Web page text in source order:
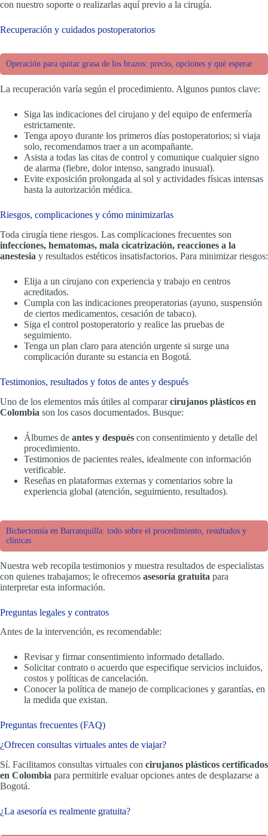
con nuestro soporte o realizarlas aquí previo a la cirugía.
Recuperación y cuidados postoperatorios
Operación para quitar grasa de los brazos: precio, opciones y qué esperar
La recuperación varía según el procedimiento. Algunos puntos clave:
Siga las indicaciones del cirujano y del equipo de enfermería
estrictamente.
Tenga apoyo durante los primeros días postoperatorios; si viaja
solo, recomendamos traer a un acompañante.
Asista a todas las citas de control y comunique cualquier signo
de alarma (fiebre, dolor intenso, sangrado inusual).
Evite exposición prolongada al sol y actividades físicas intensas
hasta la autorización médica.
Riesgos, complicaciones y cómo minimizarlas
Toda cirugía tiene riesgos. Las complicaciones frecuentes son
infecciones, hematomas, mala cicatrización, reacciones a la
anestesia y resultados estéticos insatisfactorios. Para minimizar riesgos:
Elija a un cirujano con experiencia y trabajo en centros
acreditados.
Cumpla con las indicaciones preoperatorias (ayuno, suspensión
de ciertos medicamentos, cesación de tabaco).
Siga el control postoperatorio y realice las pruebas de
seguimiento.
Tenga un plan claro para atención urgente si surge una
complicación durante su estancia en Bogotá.
Testimonios, resultados y fotos de antes y después
Uno de los elementos más útiles al compararcirujanos plásticos en
Colombia son los casos documentados. Busque:
Álbumes de antes y después con consentimiento y detalle del
procedimiento.
Testimonios de pacientes reales, idealmente con información
verificable.
Reseñas en plataformas externas y comentarios sobre la
experiencia global (atención, seguimiento, resultados).
Bichectomía en Barranquilla: todo sobre el procedimiento, resultados y
clínicas
Nuestra web recopila testimonios y muestra resultados de especialistas
con quienes trabajamos; le ofrecemos asesoría gratuita para
interpretar esta información.
Preguntas legales y contratos
Antes de la intervención, es recomendable:
Revisar y firmar consentimiento informado detallado.
Solicitar contrato o acuerdo que especifique servicios incluidos,
costos y políticas de cancelación.
Conocer la política de manejo de complicaciones y garantías, en
la medida que existan.
Preguntas frecuentes (FAQ)
¿Ofrecen consultas virtuales antes de viajar?
Sí. Facilitamos consultas virtuales con cirujanos plásticos certificados
en Colombia para permitirle evaluar opciones antes de desplazarse a
Bogotá.
¿La asesoría es realmente gratuita?